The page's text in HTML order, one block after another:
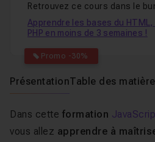
Retrouvez ce cours dans le
Promo -30%
Apprendre les bases du
PHP en moins de 3 semaines !
PrésentationTable des
Dans cette formation
vous allez apprendre à